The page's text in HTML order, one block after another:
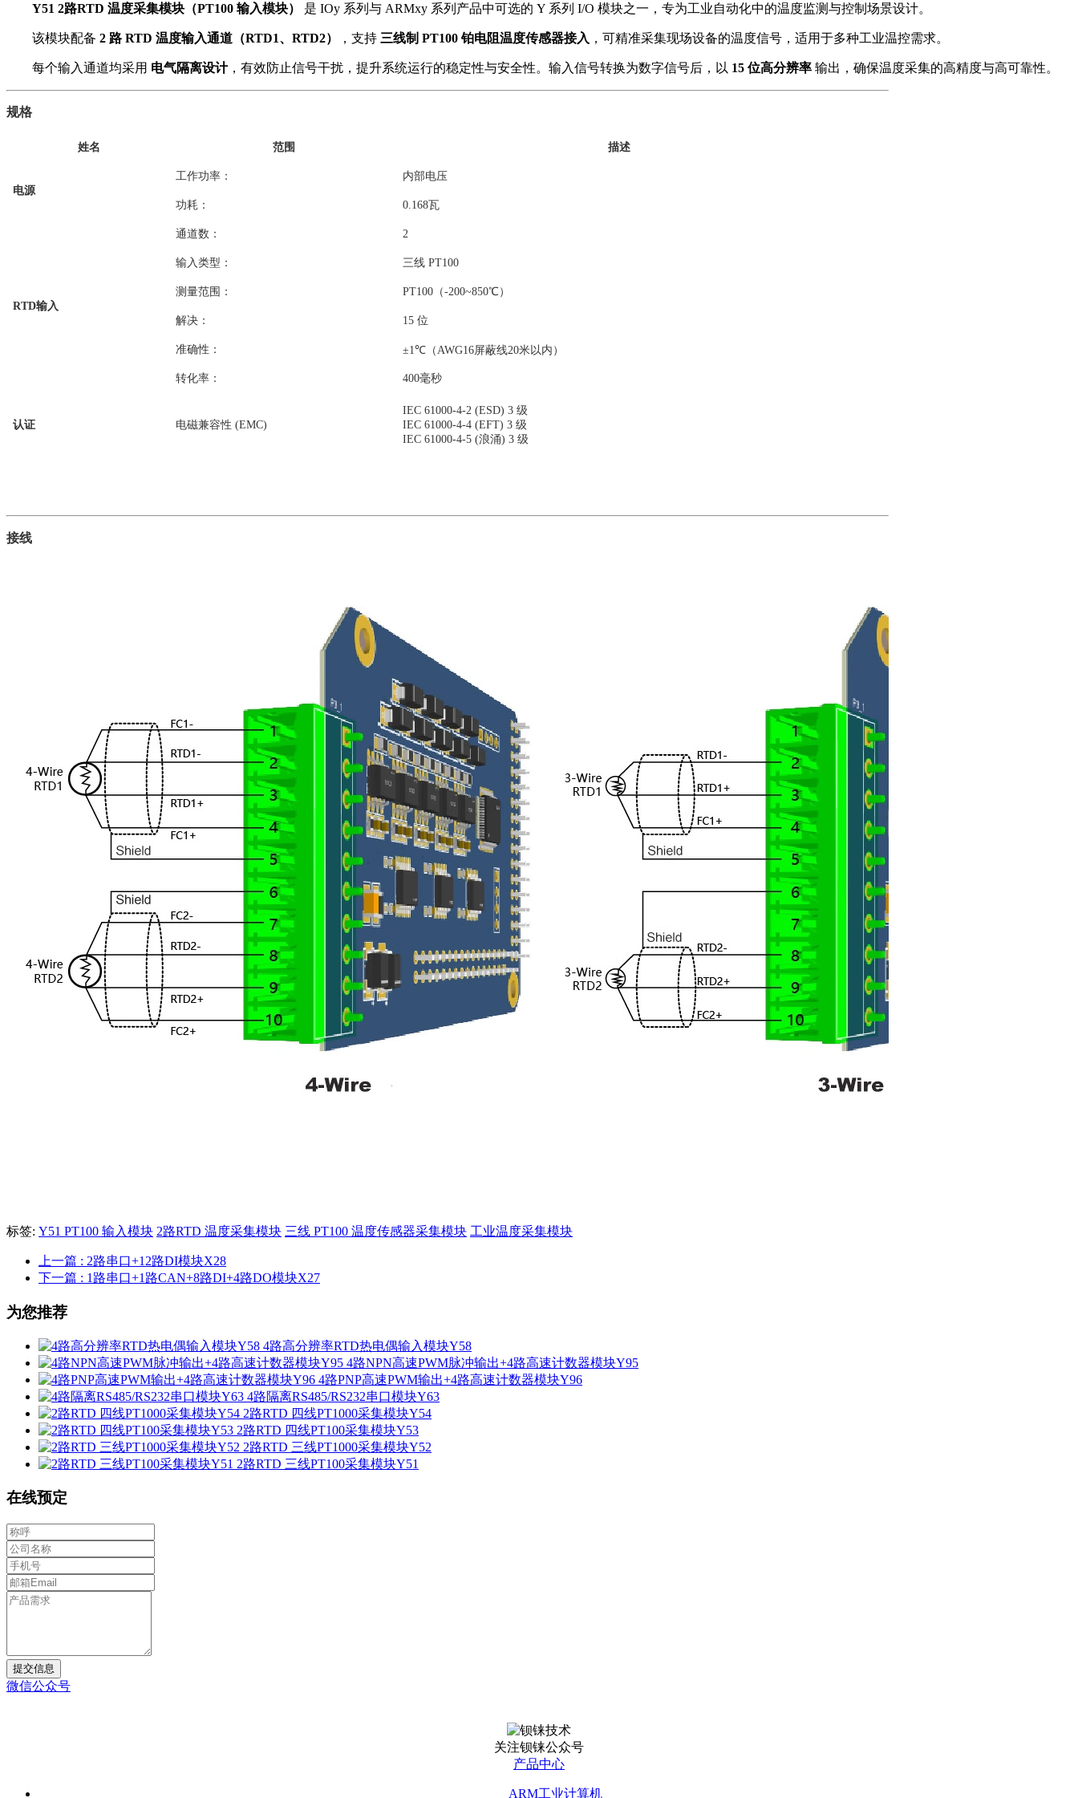
Y51 2路RTD 温度采集模块（PT100 输入模块） 是 IOy 系列与 ARMxy 系列产品中可选的 Y 系列 I/O 模块之一，专为工业自动化中的温度监测与控制场景设计。
该模块配备 2 路 RTD 温度输入通道（RTD1、RTD2） ，支持 三线制 PT100 铂电阻温度传感器接入 ，可精准采集现场设备的温度信号，适用于多种工业温控需求。
每个输入通道均采用 电气隔离设计，有效防止信号干扰，提升系统运行的稳定性与安全性。输入信号转换为数字信号后，以 15 位高分辨率 输出，确保温度采集的高精度与高可靠性。
规格
姓名 范围 描述
电源
工作功率： 内部电压
功耗： 0.168瓦
RTD输入
通道数： 2
输入类型： 三线 PT100
测量范围： PT100（-200~850℃）
解决： 15 位
准确性： ±1℃（AWG16屏蔽线20米以内）
转化率： 400毫秒
认证 电磁兼容性 (EMC)
IEC 61000-4-2 (ESD) 3 级
IEC 61000-4-4 (EFT) 3 级
IEC 61000-4-5 (浪涌) 3 级
接线
标签: Y51 PT100 输入模块 2路RTD 温度采集模块 三线 PT100 温度传感器采集模块 工业温度采集模块
上一篇 : 2路串口+12路DI模块X28
下一篇 : 1路串口+1路CAN+8路DI+4路DO模块X27
为您推荐
4路高分辨率RTD热电偶输入模块Y58
4路NPN高速PWM脉冲输出+4路高速计数器模块Y95
4路PNP高速PWM输出+4路高速计数器模块Y96
4路隔离RS485/RS232串口模块Y63
2路RTD 四线PT1000采集模块Y54
2路RTD 四线PT100采集模块Y53
2路RTD 三线PT1000采集模块Y52
2路RTD 三线PT100采集模块Y51
在线预定
提交信息
微信公众号
关注钡铼公众号
产品中心
ARM工业计算机